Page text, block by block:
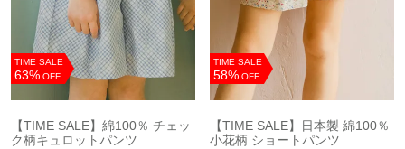
TIME SALE
63% OFF
【TIME SALE】綿100％ チェッ
ク柄キュロットパンツ
TIME SALE
58% OFF
【TIME SALE】日本製 綿100％
小花柄 ショートパンツ